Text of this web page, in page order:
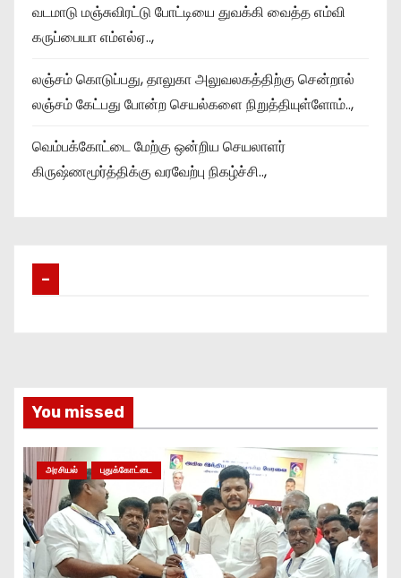
வடமாடு மஞ்சுவிரட்டு போட்டியை துவக்கி வைத்த எம்வி
கருப்பையா எம்எல்ஏ..,
லஞ்சம் கொடுப்பது, தாலுகா அலுவலகத்திற்கு சென்றால்
லஞ்சம் கேட்பது போன்ற செயல்களை நிறுத்தியுள்ளோம்..,
வெம்பக்கோட்டை மேற்கு ஒன்றிய செயலாளர்
கிருஷ்ணமூர்த்திக்கு வரவேற்பு நிகழ்ச்சி..,
–
You missed
அரசியல் புதுக்கோட்டை